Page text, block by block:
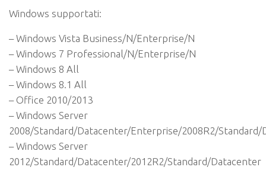
Windows supportati:
– Windows Vista Business/N/Enterprise/N
– Windows 7 Professional/N/Enterprise/N
– Windows 8 All
– Windows 8.1 All
– Office 2010/2013
– Windows Server
2008/Standard/Datacenter/Enterprise/2008R2/
– Windows Server
2012/Standard/Datacenter/2012R2/Standard/Datacenter